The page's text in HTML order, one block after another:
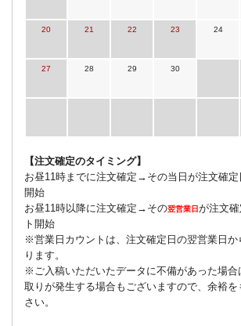
20 21 22 23 24
27 28 29 30
【注文確定のタイミング】
お昼11時までに注文確定→その当日が注文確定
開始
お昼11時以降に注文確定→その翌営業日が注文
ト開始
※営業日カウントは、注文確定日の翌営業日か
ります。
※ご入稿いただいたデータに不備があった場合
取りが発生する場合もございますので、余裕
さい。